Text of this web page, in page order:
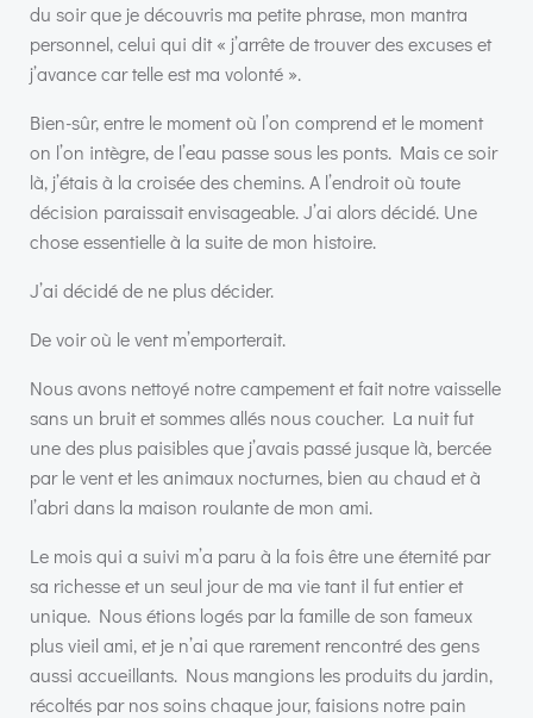
du soir que je découvris ma petite phrase, mon mantra
personnel, celui qui dit « j’arrête de trouver des excuses et
j’avance car telle est ma volonté ».
Bien-sûr, entre le moment où l’on comprend et le moment
on l’on intègre, de l’eau passe sous les ponts. Mais ce soir
là, j’étais à la croisée des chemins. A l’endroit où toute
décision paraissait envisageable. J’ai alors décidé. Une
chose essentielle à la suite de mon histoire.
J’ai décidé de ne plus décider.
De voir où le vent m’emporterait.
Nous avons nettoyé notre campement et fait notre vaisselle
sans un bruit et sommes allés nous coucher. La nuit fut
une des plus paisibles que j’avais passé jusque là, bercée
par le vent et les animaux nocturnes, bien au chaud et à
l’abri dans la maison roulante de mon ami.
Le mois qui a suivi m’a paru à la fois être une éternité par
sa richesse et un seul jour de ma vie tant il fut entier et
unique. Nous étions logés par la famille de son fameux
plus vieil ami, et je n’ai que rarement rencontré des gens
aussi accueillants. Nous mangions les produits du jardin,
récoltés par nos soins chaque jour, faisions notre pain